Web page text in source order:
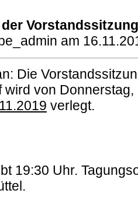
Vorstandssitzung
am
Die
von Donnerstag,
verlegt.
19:30 Uhr.